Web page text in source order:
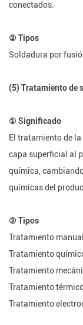
conectados.
② Tipos
Soldadura por
(5) Tratamiento de
① Significado
El tratamiento de
capa superficial al
química,
químicas del
② Tipos
Tratamiento
Tratamiento
Tratamiento
Tratamiento
Tratamiento